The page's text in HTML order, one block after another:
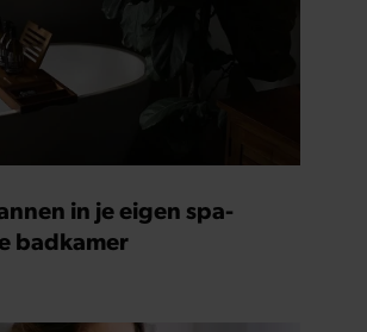
in je eigen spa-
badkamer